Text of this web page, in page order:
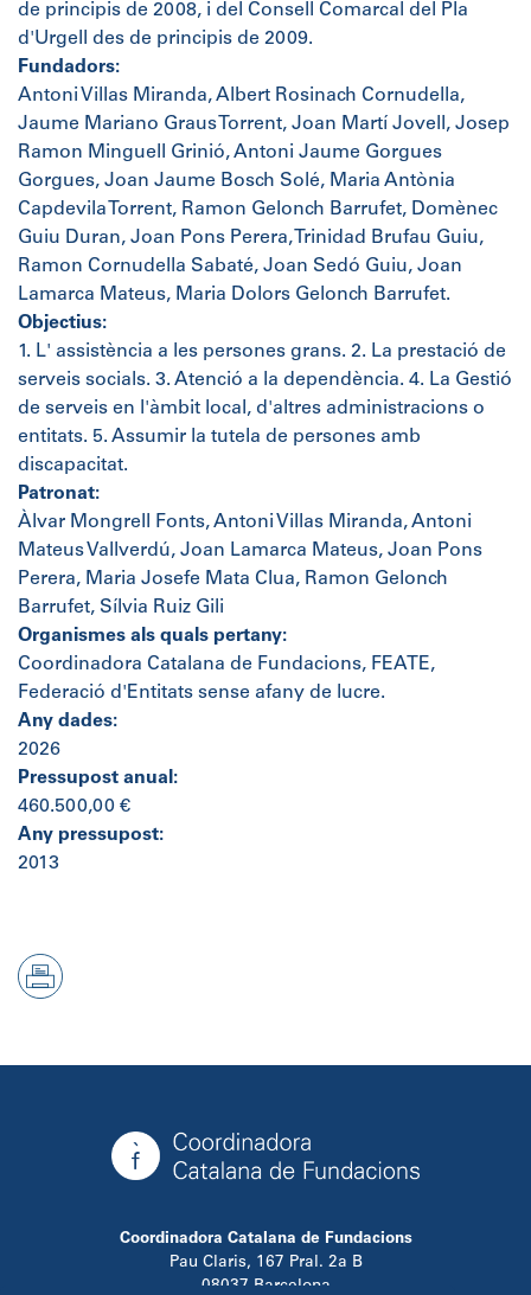
de principis de 2008, i del Consell Comarcal del Pla
d'Urgell des de principis de 2009.
Fundadors:
Antoni Villas Miranda, Albert Rosinach Cornudella,
Jaume Mariano Graus Torrent, Joan Martí Jovell, Josep
Ramon Minguell Grinió, Antoni Jaume Gorgues
Gorgues, Joan Jaume Bosch Solé, Maria Antònia
Capdevila Torrent, Ramon Gelonch Barrufet, Domènec
Guiu Duran, Joan Pons Perera, Trinidad Brufau Guiu,
Ramon Cornudella Sabaté, Joan Sedó Guiu, Joan
Lamarca Mateus, Maria Dolors Gelonch Barrufet.
Objectius:
1. L' assistència a les persones grans. 2. La prestació de
serveis socials. 3. Atenció a la dependència. 4. La Gestió
de serveis en l'àmbit local, d'altres administracions o
entitats. 5. Assumir la tutela de persones amb
discapacitat.
Patronat:
Àlvar Mongrell Fonts, Antoni Villas Miranda, Antoni
Mateus Vallverdú, Joan Lamarca Mateus, Joan Pons
Perera, Maria Josefe Mata Clua, Ramon Gelonch
Barrufet, Sílvia Ruiz Gili
Organismes als quals pertany:
Coordinadora Catalana de Fundacions, FEATE,
Federació d'Entitats sense afany de lucre.
Any dades:
2026
Pressupost anual:
460.500,00 €
Any pressupost:
2013
Coordinadora Catalana de Fundacions
Pau Claris, 167 Pral. 2a B
08037 Barcelona